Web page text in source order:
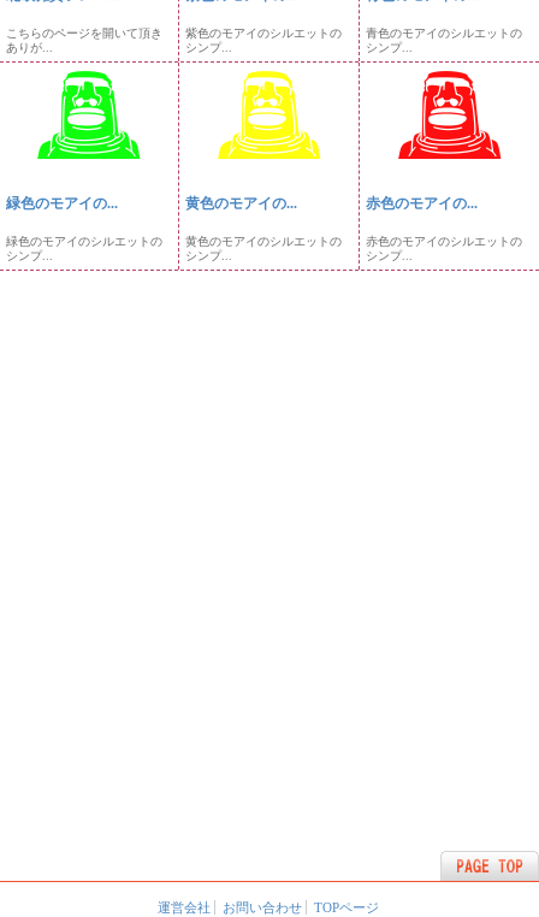
こちらのページを開いて頂き
ありが...
紫色のモアイのシルエットの
シンプ...
青色のモアイのシルエットの
シンプ...
緑色のモアイの...
緑色のモアイのシルエットの
シンプ...
黄色のモアイの...
黄色のモアイのシルエットの
シンプ...
赤色のモアイの...
赤色のモアイのシルエットの
シンプ...
運営会社 お問い合わせ TOPページ